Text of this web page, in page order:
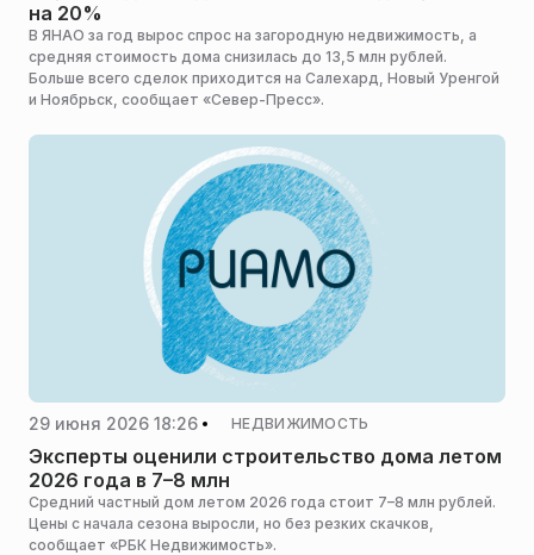
на 20%
В ЯНАО за год вырос спрос на загородную недвижимость, а
средняя стоимость дома снизилась до 13,5 млн рублей.
Больше всего сделок приходится на Салехард, Новый Уренгой
и Ноябрьск, сообщает «Север-Пресс».
29 июня 2026 18:26 НЕДВИЖИМОСТЬ
Эксперты оценили строительство дома летом
2026 года в 7–8 млн
Средний частный дом летом 2026 года стоит 7–8 млн рублей.
Цены с начала сезона выросли, но без резких скачков,
сообщает «РБК Недвижимость».